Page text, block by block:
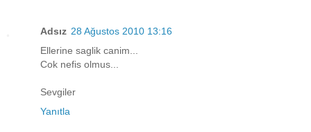
Adsız 28 Ağustos 2010 13:16
Ellerine saglik canim...
Cok nefis olmus...
Sevgiler
Yanıtla